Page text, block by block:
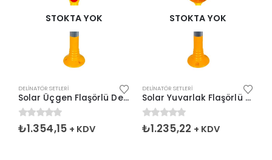
STOKTA YOK
DELINATÖR SETLERI
Solar Üçgen Flaşörlü Delinatör Seti Sarı
0 5 üzerinden
₺1.354,15 + KDV
STOKTA YOK
DELINATÖR SETLERI
Solar Yuvarlak Flaşörlü Delinatör Seti Sarı
0 5 üzerinden
₺1.235,22 + KDV